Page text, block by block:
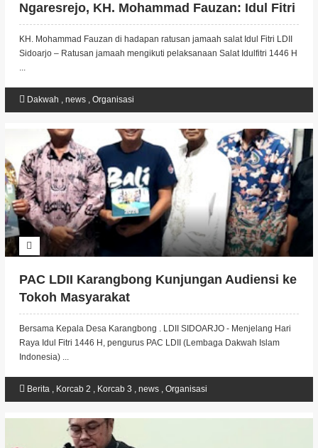
Ngaresrejo, KH. Mohammad Fauzan: Idul Fitri
Momen Mempererat Hubungan Keluarga dan
Tetangga.
KH. Mohammad Fauzan di hadapan ratusan jamaah salat Idul Fitri LDII
Sidoarjo – Ratusan jamaah mengikuti pelaksanaan Salat Idulfitri 1446 H
...
Dakwah , news , Organisasi
PAC LDII Karangbong Kunjungan Audiensi ke
Tokoh Masyarakat
Bersama Kepala Desa Karangbong . LDII SIDOARJO - Menjelang Hari
Raya Idul Fitri 1446 H, pengurus PAC LDII (Lembaga Dakwah Islam
Indonesia) ...
Berita , Korcab 2 , Korcab 3 , news , Organisasi